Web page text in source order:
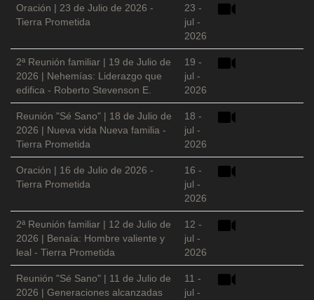
Oración | 23 de Julio de 2026 -
Tierra Prometida
23 -
jul -
2026
2ª Reunión familiar | 19 de Julio de
2026 | Nehemías: Liderazgo que
edifica - Roberto Stevenson E.
19 -
jul -
2026
Reunión "Sé Sano" | 18 de Julio de
2026 | Nueva vida Nueva familia -
Tierra Prometida
18 -
jul -
2026
Oración | 16 de Julio de 2026 -
Tierra Prometida
16 -
jul -
2026
2ª Reunión familiar | 12 de Julio de
2026 | Benaía: Hombre valiente y
leal - Tierra Prometida
12 -
jul -
2026
Reunión "Sé Sano" | 11 de Julio de
2026 | Generaciones alcanzadas
11 -
jul -